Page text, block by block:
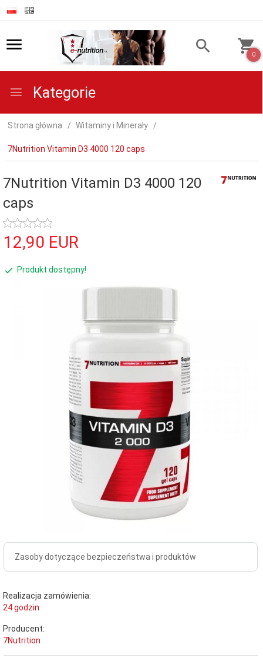
0
Kategorie
Strona główna Witaminy i Minerały
7Nutrition Vitamin D3 4000 120 caps
7Nutrition Vitamin D3 4000 120
caps
12,90 EUR
Produkt dostępny!
Zasoby dotyczące bezpieczeństwa i produktów
Realizacja zamówienia:
24 godzin
Producent:
7Nutrition